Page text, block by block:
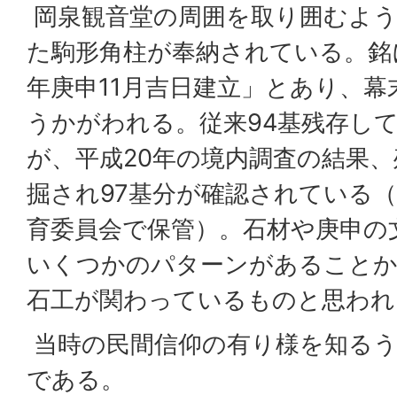
岡泉観音堂の周囲を取り囲むよ
た駒形角柱が奉納されている。
年庚申11月吉日建立」とあり、
うかがわれる。従来94基残存し
が、平成20年の境内調査の結果
掘され97基分が確認されている
育委員会で保管）。石材や庚申
いくつかのパターンがあること
石工が関わっているものと思わ
当時の民間信仰の有り様を知る
である。